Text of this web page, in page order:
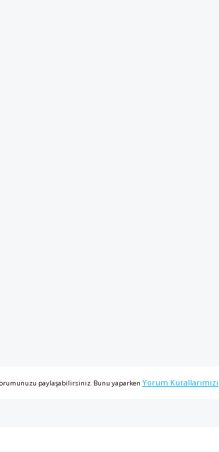
paylaşabilirsiniz. Bunu yaparkenYorum Kurallarımızı